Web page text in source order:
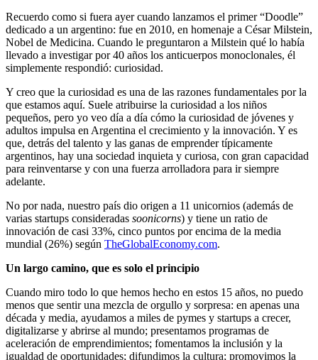
Recuerdo como si fuera ayer cuando lanzamos el primer “Doodle”
dedicado a un argentino: fue en 2010, en homenaje a César Milstein,
Nobel de Medicina. Cuando le preguntaron a Milstein qué lo había
llevado a investigar por 40 años los anticuerpos monoclonales, él
simplemente respondió: curiosidad.
Y creo que la curiosidad es una de las razones fundamentales por la
que estamos aquí. Suele atribuirse la curiosidad a los niños
pequeños, pero yo veo día a día cómo la curiosidad de jóvenes y
adultos impulsa en Argentina el crecimiento y la innovación. Y es
que, detrás del talento y las ganas de emprender típicamente
argentinos, hay una sociedad inquieta y curiosa, con gran capacidad
para reinventarse y con una fuerza arrolladora para ir siempre
adelante.
No por nada, nuestro país dio origen a 11 unicornios (además de
varias startups consideradas soonicorns) y tiene un ratio de
innovación de casi 33%, cinco puntos por encima de la media
mundial (26%) según TheGlobalEconomy.com.
Un largo camino, que es solo el principio
Cuando miro todo lo que hemos hecho en estos 15 años, no puedo
menos que sentir una mezcla de orgullo y sorpresa: en apenas una
década y media, ayudamos a miles de pymes y startups a crecer,
digitalizarse y abrirse al mundo; presentamos programas de
aceleración de emprendimientos; fomentamos la inclusión y la
igualdad de oportunidades; difundimos la cultura; promovimos la